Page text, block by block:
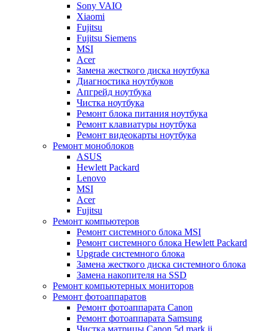
Sony VAIO
Xiaomi
Fujitsu
Fujitsu Siemens
MSI
Acer
Замена жесткого диска ноутбука
Диагностика ноутбуков
Апгрейд ноутбука
Чистка ноутбука
Ремонт блока питания ноутбука
Ремонт клавиатуры ноутбука
Ремонт видеокарты ноутбука
Ремонт моноблоков
ASUS
Hewlett Packard
Lenovo
MSI
Acer
Fujitsu
Ремонт компьютеров
Ремонт системного блока MSI
Ремонт системного блока Hewlett Packard
Upgrade системного блока
Замена жесткого диска системного блока
Замена накопителя на SSD
Ремонт компьютерных мониторов
Ремонт фотоаппаратов
Ремонт фотоаппарата Canon
Ремонт фотоаппарата Samsung
Чистка матрицы Canon 5d mark ii